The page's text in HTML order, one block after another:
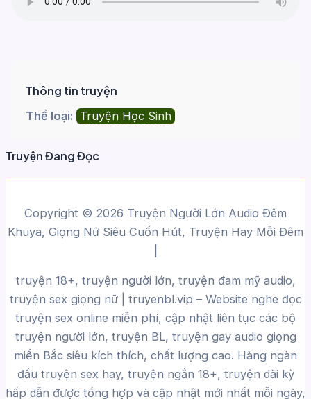
Thông tin truyện
Thể loại: Truyện Học Sinh
Truyện Đang Đọc
Copyright © 2026 Truyện Người Lớn Audio Đêm
Khuya, Giọng Nữ Siêu Cuốn Hút, Truyện Hay Mỗi Đêm
truyện 18+, truyện người lớn, truyện đam mỹ audio,
truyện sex giọng nữ | truyenbl.vip – Website nghe đọc
truyện sex online miễn phí, cập nhật liên tục các bộ
truyện người lớn, truyện BL, truyện gay audio giọng
miền Bắc siêu kích thích, chất lượng cao. Hàng ngàn
đầu truyện sex hay, truyện ngắn 18+, truyện dài kỳ
hấp dẫn được tổng hợp và cập nhật mới nhất mỗi ngày,